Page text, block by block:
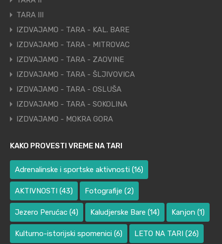
TARA III
IZDVAJAMO - TARA - KAL. BARE
IZDVAJAMO - TARA - MITROVAC
IZDVAJAMO - TARA - ZAOVINE
IZDVAJAMO - TARA - ŠLJIVOVICA
IZDVAJAMO - TARA - OSLUŠA
IZDVAJAMO - TARA - SOKOLINA
IZDVAJAMO - MOKRA GORA
KAKO PROVESTI VREME NA TARI
Adrenalinske i sportske aktivnosti (16)
AKTIVNOSTI (43) Fotografije (2)
Jezero Perućac (4) Kaludjerske Bare (14) Kanjon (1)
Kulturno-istorijski spomenici (6) LETO NA TARI (26)